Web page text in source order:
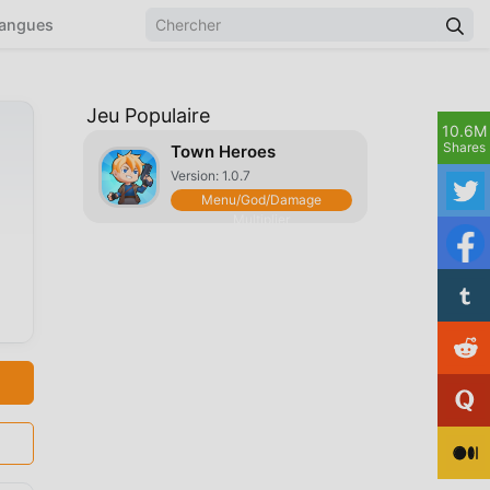
Jeu Populaire
Town Heroes
Version: 1.0.7
Menu/God/Damage
10.6M
Shares